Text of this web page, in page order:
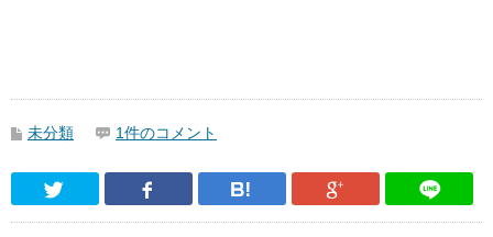
未分類 1件のコメント
Twitter Facebook はてなブックマーク
Google